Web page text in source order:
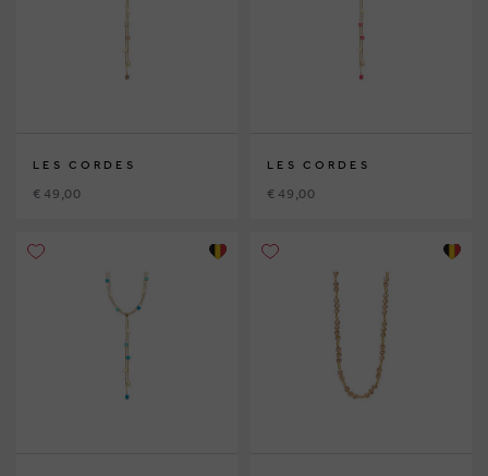
LES CORDES
€ 49,00
LES CORDES
€ 49,00